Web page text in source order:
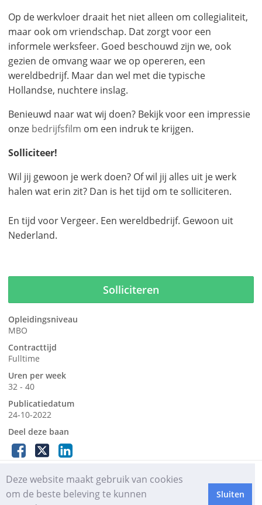
Op de werkvloer draait het niet alleen om collegialiteit,
maar ook om vriendschap. Dat zorgt voor een
informele werksfeer. Goed beschouwd zijn we, ook
gezien de omvang waar we op opereren, een
wereldbedrijf. Maar dan wel met die typische
Hollandse, nuchtere inslag.
Benieuwd naar wat wij doen? Bekijk voor een impressie
onze bedrijfsfilm om een indruk te krijgen.
Solliciteer!
Wil jij gewoon je werk doen? Of wil jij alles uit je werk
halen wat erin zit? Dan is het tijd om te solliciteren.
En tijd voor Vergeer. Een wereldbedrijf. Gewoon uit
Nederland.
Solliciteren
Opleidingsniveau
MBO
Contracttijd
Fulltime
Uren per week
32 - 40
Publicatiedatum
24-10-2022
Deel deze baan
HROffice | Rethinking HR
Privacy verklaring
Deze website maakt gebruik van cookies
om de beste beleving te kunnen
Sluiten